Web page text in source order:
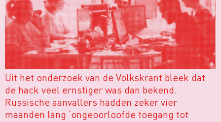
Uit het onderzoek van de Volkskrant bleek dat
de hack veel ernstiger was dan bekend.
Russische aanvallers hadden zeker vier
maanden lang ‘ongeoorloofde toegang tot